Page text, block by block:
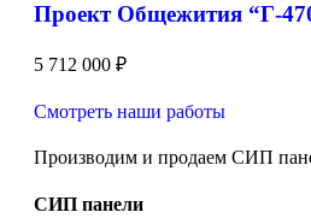
Проект Общежития “Г-
5 712 000 ₽
Смотреть наши работы
Производим и продаем СИП
СИП панели